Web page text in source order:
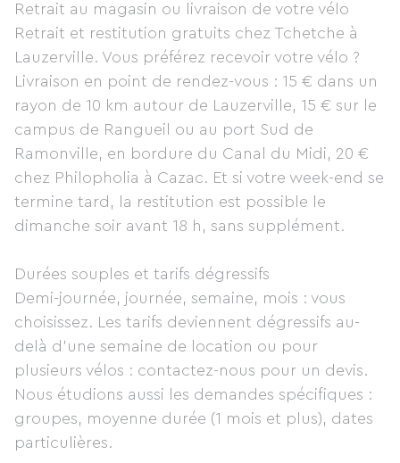
Retrait au magasin ou livraison de votre vélo
Retrait et restitution gratuits chez Tchetche à
Lauzerville. Vous préférez recevoir votre vélo ?
Livraison en point de rendez-vous : 15 € dans un
rayon de 10 km autour de Lauzerville, 15 € sur le
campus de Rangueil ou au port Sud de
Ramonville, en bordure du Canal du Midi, 20 €
chez Philopholia à Cazac. Et si votre week-end se
termine tard, la restitution est possible le
dimanche soir avant 18 h, sans supplément.
Durées souples et tarifs dégressifs
Demi-journée, journée, semaine, mois : vous
choisissez. Les tarifs deviennent dégressifs au-
delà d'une semaine de location ou pour
plusieurs vélos : contactez-nous pour un devis.
Nous étudions aussi les demandes spécifiques :
groupes, moyenne durée (1 mois et plus), dates
particulières.